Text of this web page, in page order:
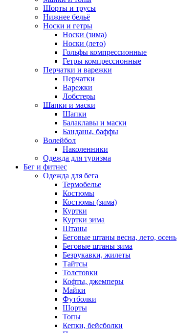
Шорты и трусы
Нижнее бельё
Носки и гетры
Носки (зима)
Носки (лето)
Гольфы компрессионные
Гетры компрессионные
Перчатки и варежки
Перчатки
Варежки
Лобстеры
Шапки и маски
Шапки
Балаклавы и маски
Банданы, баффы
Волейбол
Наколенники
Одежда для туризма
Бег и фитнес
Одежда для бега
Термобелье
Костюмы
Костюмы (зима)
Куртки
Куртки зима
Штаны
Беговые штаны весна, лето, осень
Беговые штаны зима
Безрукавки, жилеты
Тайтсы
Толстовки
Кофты, джемперы
Майки
Футболки
Шорты
Топы
Кепки, бейсболки